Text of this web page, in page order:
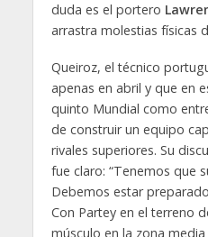
duda es el portero
arrastra molestias físicas
Queiroz, el técnico
apenas en abril y que en
quinto Mundial como
de construir un equipo
rivales superiores. Su
fue claro: “Tenemos que
Debemos estar
Con Partey en el terreno
músculo en la zona